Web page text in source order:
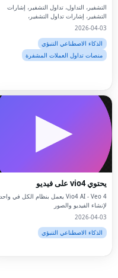
التشفير، التداول، تداول التشفير، إشارات
التشفير، إشارات تداول التشفير،
2026-04-03
الذكاء الاصطناعي التنبؤي
منصات تداول العملات المشفرة
يحتوي vio4 على فيديو
Vio4 AI - Veo 4 يعمل بنظام الكل في واحد
لإنشاء الفيديو والصور
2026-04-03
الذكاء الاصطناعي التنبؤي
Twitter
LinkedIn